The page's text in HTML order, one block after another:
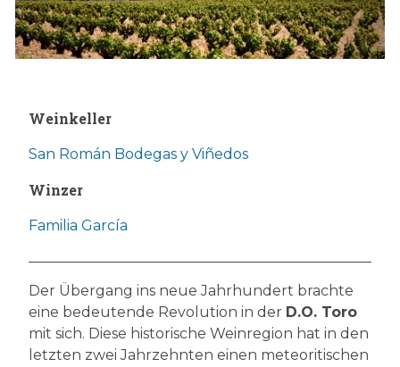
Weinkeller
San Román Bodegas y Viñedos
Winzer
Familia García
Der Übergang ins neue Jahrhundert brachte
eine bedeutende Revolution in der D.O. Toro
mit sich. Diese historische Weinregion hat in den
letzten zwei Jahrzehnten einen meteoritischen